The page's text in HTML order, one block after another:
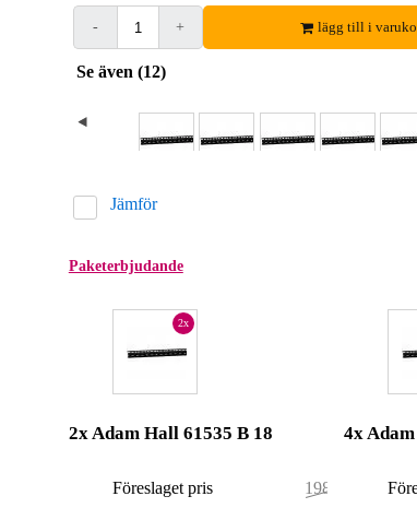
- + lägg till i
Se även (12)
Jämför
Paketerbjudande
2x
2x Adam Hall 61535 B 18
Föreslaget pris
198,00 kr
4x